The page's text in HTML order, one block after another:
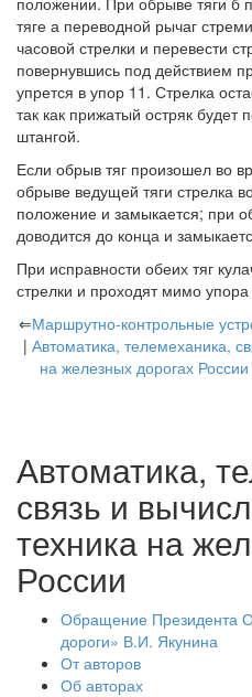
тяге а переводной рычаг
часовой стрелки и перевести
повернувшись под действием
упрется в упор 11. Стрелка
так как прижатый остряк будет
штангой.
Если обрыв тяг произошел во
обрыве ведущей тяги стрелка
положение и замыкается; при
доводится до конца и
При исправности обеих тяг
стрелки и проходят мимо
⇐Маршрутно-контрольные
| Автоматика, телемеханика,
на железных дорогах России
Автоматика,
связь и
техника на
России
Обращение Президента
дороги» В.И. Якунина
От авторов
Об авторах